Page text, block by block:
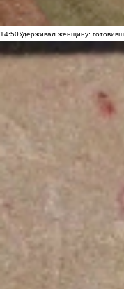
14:50Удерживал женщину: